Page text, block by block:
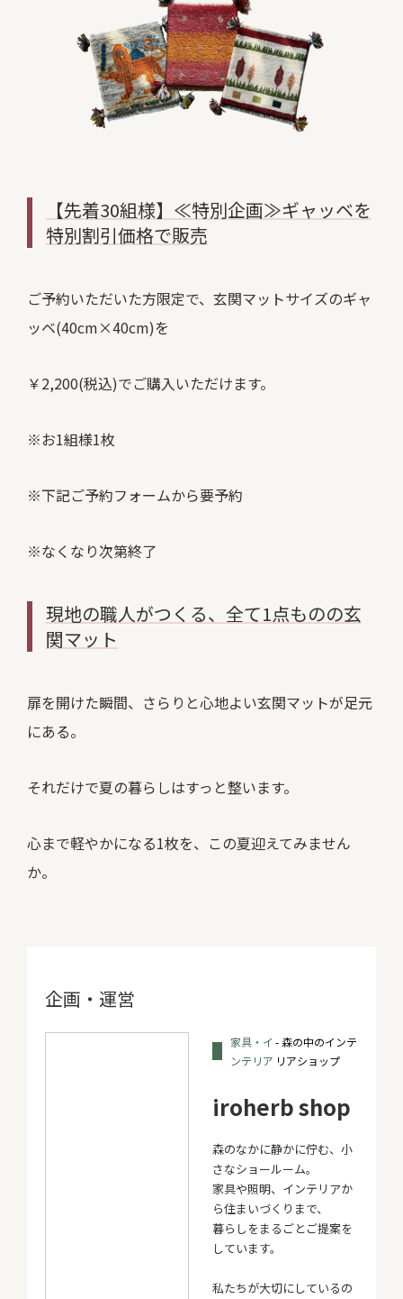
【先着30組様】≪特別企画≫ギャッベを
特別割引価格で販売
ご予約いただいた方限定で、玄関マットサイズのギャ
ッベ(40cm×40cm)を
￥2,200(税込)でご購入いただけます。
※お1組様1枚
※下記ご予約フォームから要予約
※なくなり次第終了
現地の職人がつくる、全て1点ものの玄
関マット
扉を開けた瞬間、さらりと心地よい玄関マットが足元
にある。
それだけで夏の暮らしはすっと整います。
心まで軽やかになる1枚を、この夏迎えてみません
か。
企画・運営
iroherb shop
家具・イ
ンテリア
- 森の中のインテ
リアショップ
森のなかに静かに佇む、小
さなショールーム。
家具や照明、インテリアか
ら住まいづくりまで、
暮らしをまるごとご提案を
しています。
私たちが大切にしているの